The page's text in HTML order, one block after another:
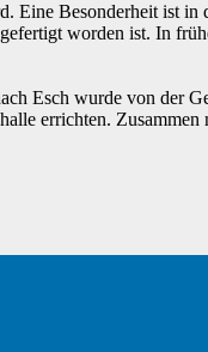
Eine Besonderheit ist in
worden ist. In
Esch wurde von der
errichten.